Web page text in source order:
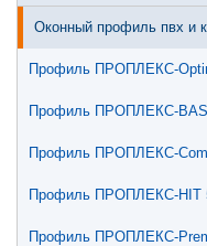
Оконный профиль пвх и
Профиль ПРОПЛЕКС-
Профиль ПРОПЛЕКС-
Профиль ПРОПЛЕКС-
Профиль ПРОПЛЕКС-HIT
Профиль ПРОПЛЕКС-